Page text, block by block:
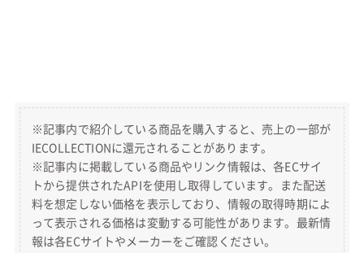
※記事内で紹介している商品を購入すると、売上の一部が
IECOLLECTIONに還元されることがあります。
※記事内に掲載している商品やリンク情報は、各ECサイ
トから提供されたAPIを使用し取得しています。また配送
料を想定しない価格を表示しており、情報の取得時期によ
って表示される価格は変動する可能性があります。最新情
報は各ECサイトやメーカーをご確認ください。